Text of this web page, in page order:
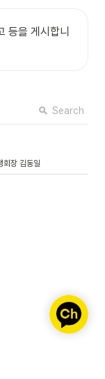
등을 게시합니
Search
회장 김동일